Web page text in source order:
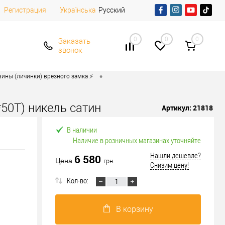
Регистрация Українська Русский
Заказать
звонок
0 0 0
(личинки) врезного замка ⚡️ •
никель сатин Артикул: 21818
В наличии
Наличие в розничных магазинах уточняйте
Цена 6 580 грн.
Нашли дешевле?
Снизим цену!
Кол-во:
В корзину